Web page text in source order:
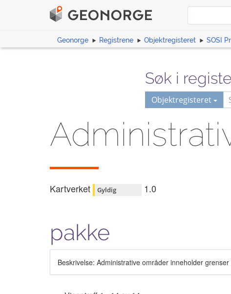
Geonorge Registrene Objektregisteret SOSI
Søk i
Objektregisteret
Kartverket Gyldig 1.0
pakke
Beskrivelse: Administrative områder inneholder